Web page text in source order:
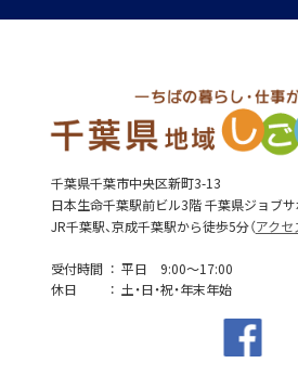
千葉県千葉市中央区新町3-13
日本生命千葉駅前ビル3階 千葉県ジョブ
JR千葉駅、京成千葉駅から徒歩5分（アクセ
受付時間
平日 9:00～17:00
休日
土・日・祝・年末年始